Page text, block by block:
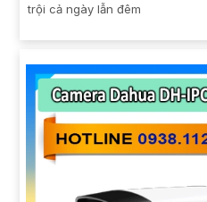
trội cả ngày lẫn đêm